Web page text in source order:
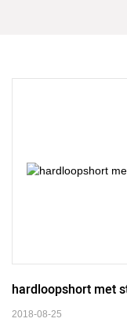
hardloopshort met
2018-08-25